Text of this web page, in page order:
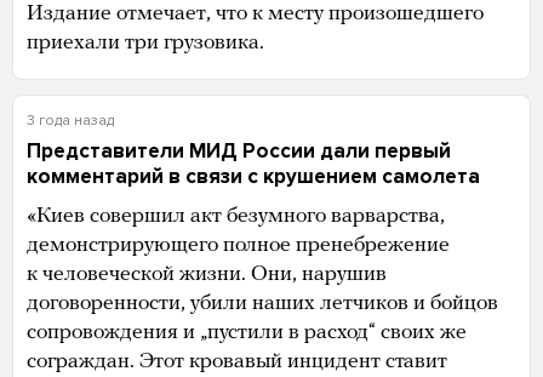
Издание отмечает, что к месту произошедшего
приехали три грузовика.
3 года назад
Представители МИД России дали первый
комментарий в связи с крушением самолета
«Киев совершил акт безумного варварства,
демонстрирующего полное пренебрежение
к человеческой жизни. Они, нарушив
договоренности, убили наших летчиков и бойцов
сопровождения и „пустили в расход“ своих же
сограждан. Этот кровавый инцидент ставит